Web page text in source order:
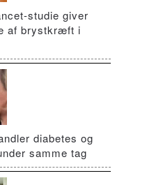
studie giver
af brystkræft i
diabetes og
samme tag